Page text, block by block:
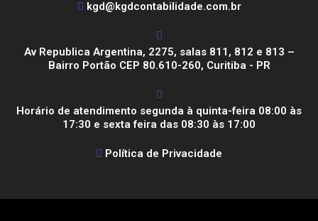
kgd@kgdcontabilidade.com.br
Av Republica Argentina, 2275, salas 811, 812 e 813 –
Bairro Portão CEP 80.610-260, Curitiba - PR
Horário de atendimento segunda à quinta-feira 08:00 às
17:30 e sexta feira das 08:30 às 17:00
Política de Privacidade